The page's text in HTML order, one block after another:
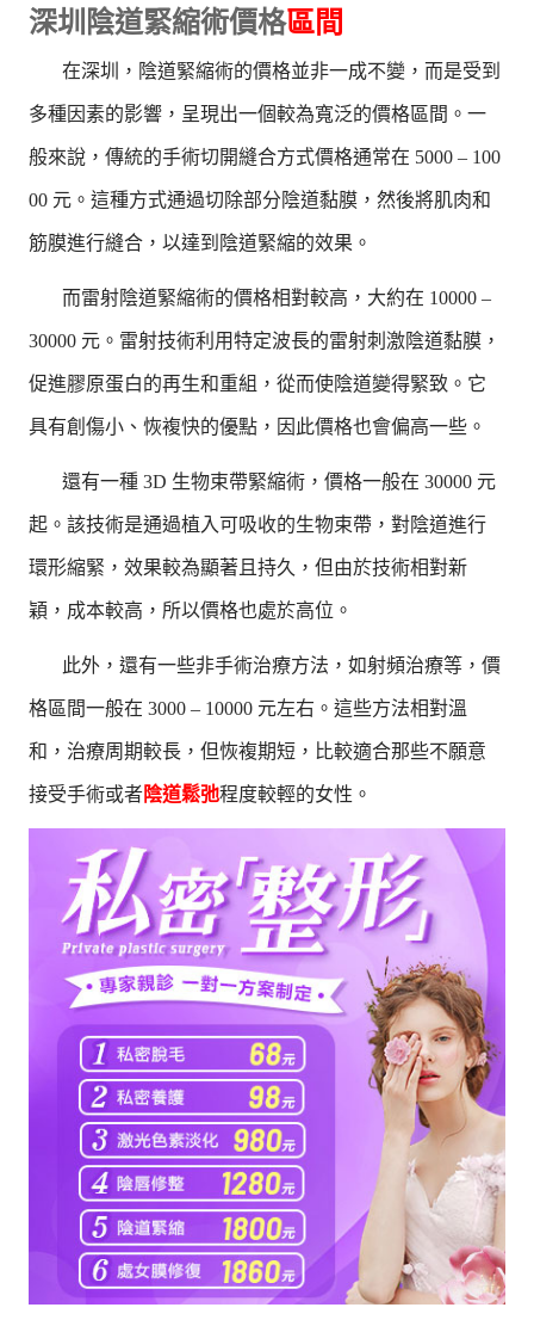
深圳陰道緊縮術價格區間
在深圳，陰道緊縮術的價格並非一成不變，而是受到
多種因素的影響，呈現出一個較為寬泛的價格區間。一
般來說，傳統的手術切開縫合方式價格通常在 5000 – 100
00 元。這種方式通過切除部分陰道黏膜，然後將肌肉和
筋膜進行縫合，以達到陰道緊縮的效果。
而雷射陰道緊縮術的價格相對較高，大約在 10000 –
30000 元。雷射技術利用特定波長的雷射刺激陰道黏膜，
促進膠原蛋白的再生和重組，從而使陰道變得緊致。它
具有創傷小、恢複快的優點，因此價格也會偏高一些。
還有一種 3D 生物束帶緊縮術，價格一般在 30000 元
起。該技術是通過植入可吸收的生物束帶，對陰道進行
環形縮緊，效果較為顯著且持久，但由於技術相對新
穎，成本較高，所以價格也處於高位。
此外，還有一些非手術治療方法，如射頻治療等，價
格區間一般在 3000 – 10000 元左右。這些方法相對溫
和，治療周期較長，但恢複期短，比較適合那些不願意
接受手術或者陰道鬆弛程度較輕的女性。